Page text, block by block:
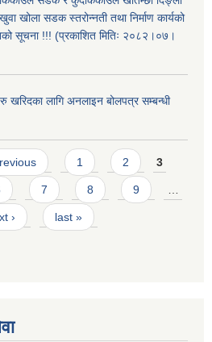
खोला सडक स्तरोन्नती तथा निर्माण कार्यको
सूचना !!! (प्रकाशित मितिः २०८२।०७।
खरिदका लागि अनलाइन बोलपत्र सम्बन्धी
1 2 3
7 8 9 …
› last »